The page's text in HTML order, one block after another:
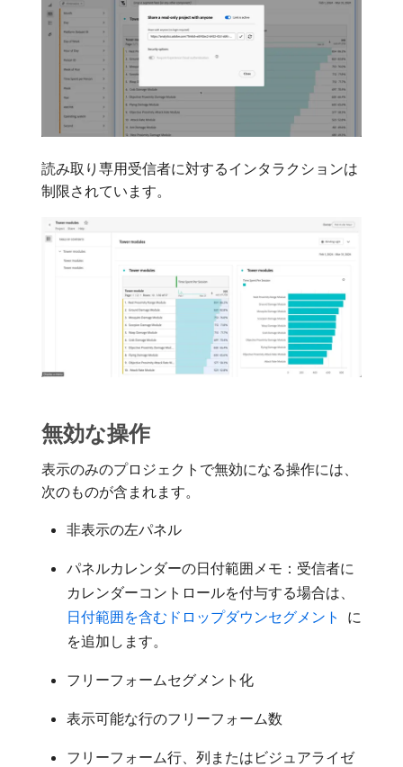
読み取り専用受信者に対するインタラクションは
制限されています。
無効な操作
表示のみのプロジェクトで無効になる操作には、
次のものが含まれます。
非表示の左パネル
パネルカレンダーの日付範囲メモ：受信者に
カレンダーコントロールを付与する場合は、
日付範囲を含むドロップダウンセグメント ​
に
を追加します。
フリーフォームセグメント化
表示可能な行のフリーフォーム数
フリーフォーム行、列またはビジュアライゼ